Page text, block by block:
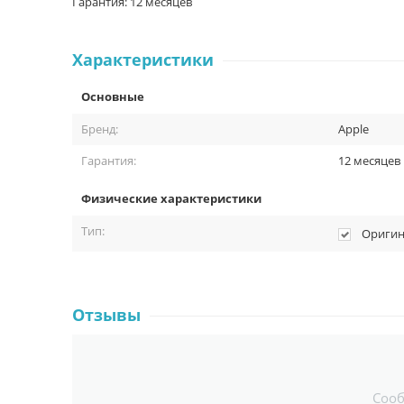
Характеристики
Основные
Бренд:
Apple
Гарантия:
12 месяцев
Физические характеристики
Тип:
Отзывы